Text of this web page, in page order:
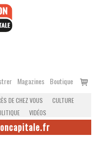
Magazines Boutique
Voir
DE CHEZ VOUS
CULTURE
VIDÉOS